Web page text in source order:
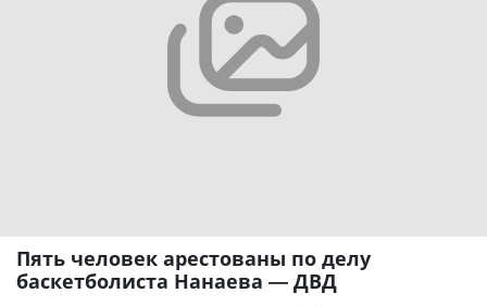
Пять человек арестованы по делу
баскетболиста Нанаева — ДВД